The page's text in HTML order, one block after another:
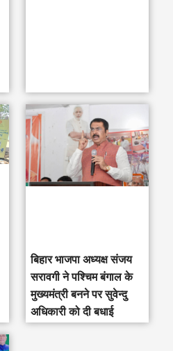
‎बिहार भाजपा अध्यक्ष संजय
सरावगी ने पश्चिम बंगाल के
मुख्यमंत्री बनने पर सुवेन्दु
अधिकारी को दी बधाई